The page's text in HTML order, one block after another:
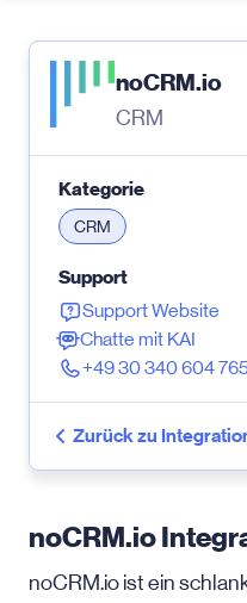
noCRM.io
CRM
Kategorie
CRM
Support
Support Website
Chatte mit KAI
+49 30 340 604
Zurück zu
noCRM.io
noCRM.io ist ein